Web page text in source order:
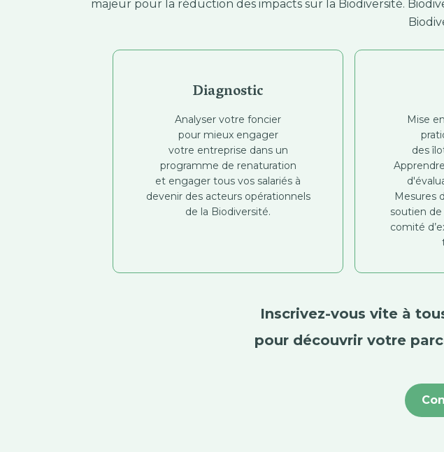
majeur pour la réduction des impacts sur la Biodiversité.
Diagnostic
Analyser votre foncier
pour mieux engager
votre entreprise dans un
programme de renaturation
et engager tous vos salariés à
devenir des acteurs opérationnels
de la Biodiversité.
Mise
des
Mesures
soutien
comité
Inscrivez-vous vite à
pour découvrir votre